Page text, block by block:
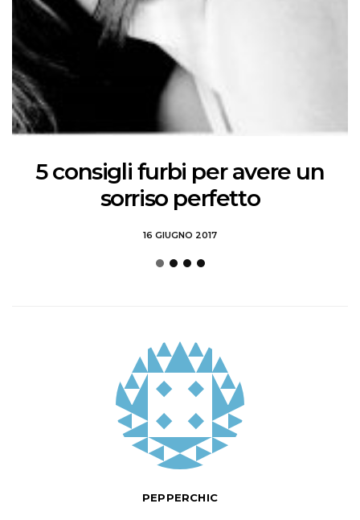
5 consigli furbi per avere un
sorriso perfetto
16 GIUGNO 2017
PEPPERCHIC